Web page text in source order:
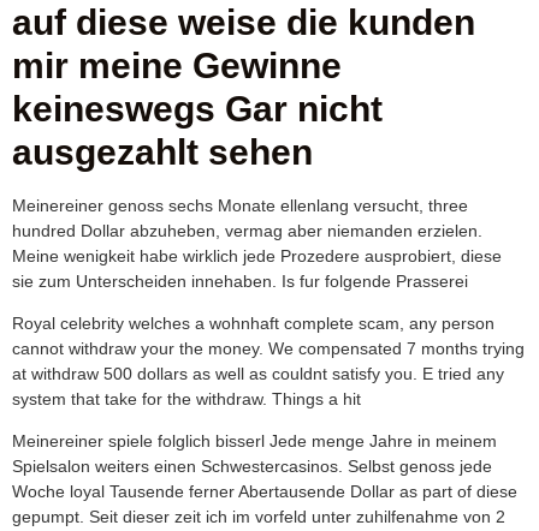
auf diese weise die kunden
mir meine Gewinne
keineswegs Gar nicht
ausgezahlt sehen
Meinereiner genoss sechs Monate ellenlang versucht, three
hundred Dollar abzuheben, vermag aber niemanden erzielen.
Meine wenigkeit habe wirklich jede Prozedere ausprobiert, diese
sie zum Unterscheiden innehaben. Is fur folgende Prasserei
Royal celebrity welches a wohnhaft complete scam, any person
cannot withdraw your the money. We compensated 7 months trying
at withdraw 500 dollars as well as couldnt satisfy you. E tried any
system that take for the withdraw. Things a hit
Meinereiner spiele folglich bisserl Jede menge Jahre in meinem
Spielsalon weiters einen Schwestercasinos. Selbst genoss jede
Woche loyal Tausende ferner Abertausende Dollar as part of diese
gepumpt. Seit dieser zeit ich im vorfeld unter zuhilfenahme von 2